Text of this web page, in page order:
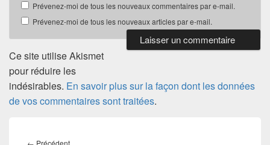
Prévenez-moi de tous les nouveaux commentaires par e-mail.
Prévenez-moi de tous les nouveaux articles par e-mail.
Ce site utilise Akismet
pour réduire les
indésirables. En savoir plus sur la façon dont les données
de vos commentaires sont traitées.
← PrécédentArticle